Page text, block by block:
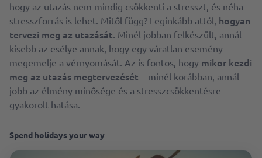
hogy az utazás nem mindig csökkenti a stresszt, és néha
stresszforrás is lehet. Mitől függ? Leginkább attól, hogyan
tervezi meg az utazását. Minél jobban felkészült, annál
kisebb az esélye annak, hogy egy váratlan esemény
megemelje a vérnyomását. Az is fontos, hogy mikor kezdi
meg az utazás megtervezését – minél korábban, annál
jobb az élmény minősége és a stresszcsökkentésre
gyakorolt hatása.
Spend holidays your way